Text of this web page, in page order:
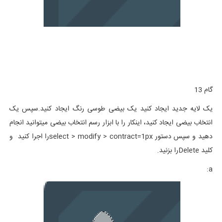
گام 13
یک لایه جدید ایجاد کنید یک بیضی طوسی رنگ ایجاد کنید.سپس یک
انتخاب بیضی ایجاد کنید، اینکار را با ابزار رسم انتخاب بیضی میتوانید انجام
دهید و سپس دستور select > modify > contract=1pxرا اجرا کنید و
کلید Deleteرا بزنید.
a: